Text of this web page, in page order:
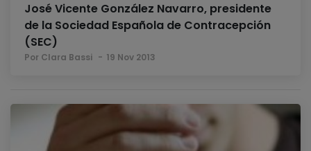
José Vicente González Navarro, presidente
de la Sociedad Española de Contracepción
(SEC)
Por Clara Bassi 19 Nov 2013